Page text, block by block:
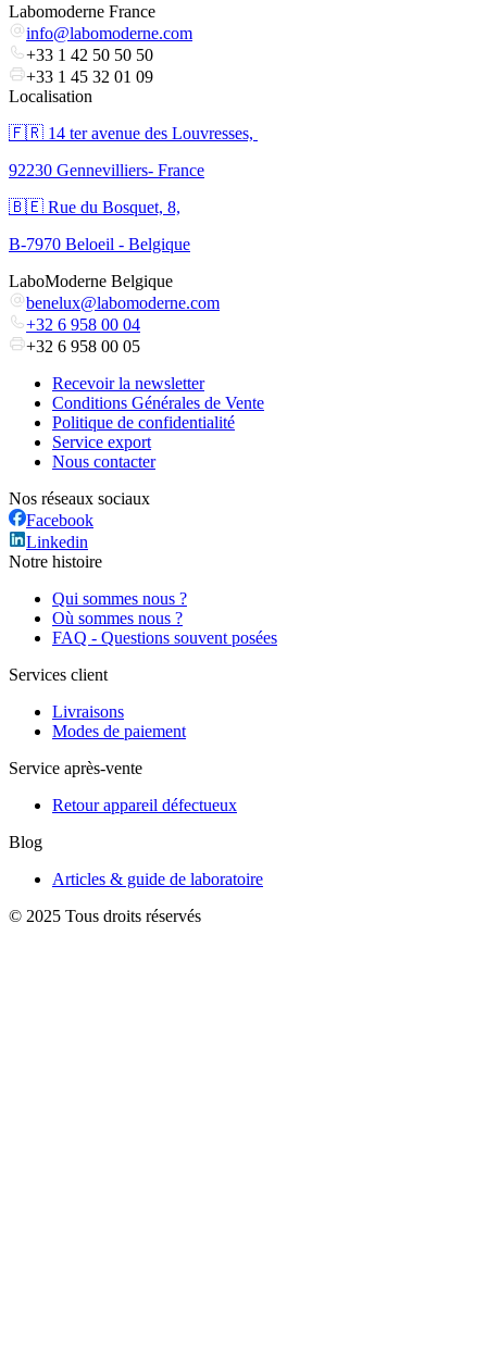
Labomoderne France
info@labomoderne.com
+33 1 42 50 50 50
+33 1 45 32 01 09
Localisation
🇫🇷 ​14 ter avenue des Louvresses,
92230 Gennevilliers- France
🇧🇪 Rue du Bosquet, 8,
B-7970 Beloeil - Belgique
LaboModerne Belgique
benelux@labomoderne.com
+32 6 958 00 04
+32 6 958 00 05
Recevoir la newsletter
Conditions Générales de Vente
Politique de confidentialité
Service export
Nous contacter
Nos réseaux sociaux
Facebook
Linkedin
Notre histoire
Qui sommes nous ?
Où sommes nous ?
FAQ - Questions souvent posées
Services client
Livraisons
Modes de paiement
Service après-vente
Retour appareil défectueux
Blog
Articles & guide de laboratoire
© 2025 Tous droits réservés